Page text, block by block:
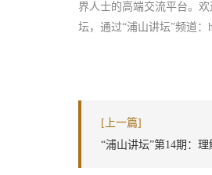
界人士的高端交流平台。欢
坛，通过“浦山讲坛”频道：
[上一篇]
“浦山讲坛”第14期：